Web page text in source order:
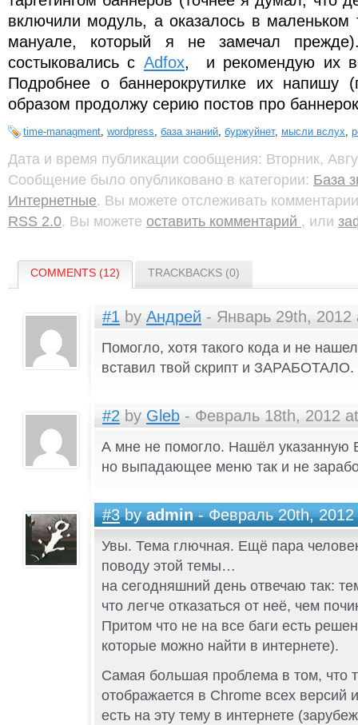
включили модуль, а оказалось в маленьком
мануале, который я не замечал
состыковались с Adfox, и рекомендую их
Подробнее о баннерокрутилке их напишу
образом продолжу серию постов про
time-managment wordpress база знаний буржуйнет, мысли вслух
Дата и время публикации сообщения: Вторник,
Сообщение было опубликовано в категории: База
Интернетные. Вы можете отслеживать
RSS 2.0. Вы можете оставить комментарий , или
COMMENTS (12) TRACKBACKS (0)
#1 by Андрей - Январь 29th, 2012
Помогло, хотя такого кода и не
вставил твой скрипт и
#2 by Gleb - Февраль 18th, 2012
А мне не помогло. Нашёл указанную
но выпадающее меню так и не
#3byadmin- Февраль 20th, 2012
Увы. Тема глючная. Ещё пара
поводу этой темы…
на сегодняшний день отвечаю так:
что легче отказаться от неё, чем
Притом что не на все баги есть
которые можно найти в интернете).
Самая большая проблема в том, что
отображается в Chrome всех версий
есть на эту тему в интернете